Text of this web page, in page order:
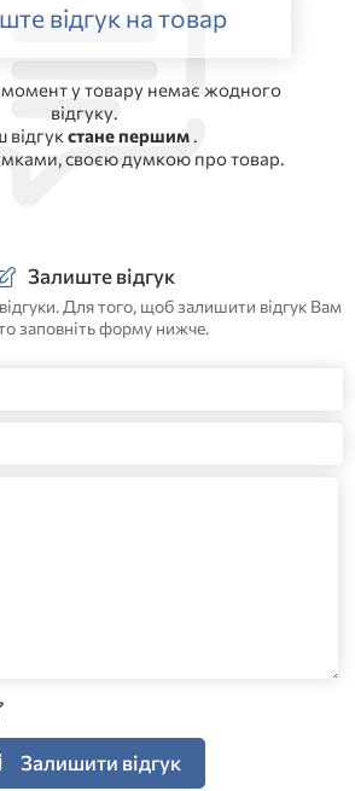
відгук на товар
у товару немає жодного
відгуку.
відгук стане першим .
своєю думкою про товар.
Залиште відгук
Для того, щоб залишити відгук Вам
заповніть форму нижче.
Залишити відгук